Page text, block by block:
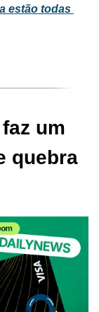
estão todas
um
quebra